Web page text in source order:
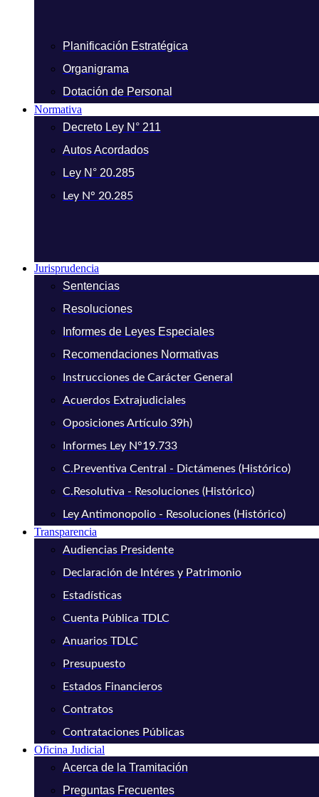
Planificación Estratégica
Organigrama
Dotación de Personal
Normativa
Decreto Ley N° 211
Autos Acordados
Ley N° 20.285
Ley N° 20.285
Jurisprudencia
Sentencias
Resoluciones
Informes de Leyes Especiales
Recomendaciones Normativas
Instrucciones de Carácter General
Acuerdos Extrajudiciales
Oposiciones Artículo 39h)
Informes Ley N°19.733
C.Preventiva Central - Dictámenes (Histórico)
C.Resolutiva - Resoluciones (Histórico)
Ley Antimonopolio - Resoluciones (Histórico)
Transparencia
Audiencias Presidente
Declaración de Intéres y Patrimonio
Estadísticas
Cuenta Pública TDLC
Anuarios TDLC
Presupuesto
Estados Financieros
Contratos
Contrataciones Públicas
Oficina Judicial
Acerca de la Tramitación
Preguntas Frecuentes